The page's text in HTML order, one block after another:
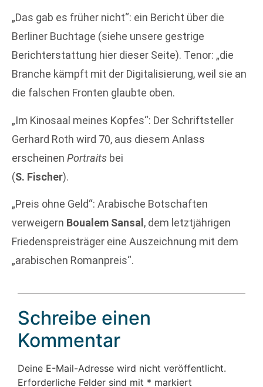
„Das gab es früher nicht“: ein Bericht über die
Berliner Buchtage (siehe unsere gestrige
Berichterstattung hier dieser Seite). Tenor: „die
Branche kämpft mit der Digitalisierung, weil sie an
die falschen Fronten glaubte oben.
„Im Kinosaal meines Kopfes“: Der Schriftsteller
Gerhard Roth wird 70, aus diesem Anlass
erscheinen Portraits bei
(S. Fischer).
„Preis ohne Geld“: Arabische Botschaften
verweigern Boualem Sansal , dem letztjährigen
Friedenspreisträger eine Auszeichnung mit dem
„arabischen Romanpreis“.
Schreibe einen
Kommentar
Deine E-Mail-Adresse wird nicht veröffentlicht.
Erforderliche Felder sind mit * markiert